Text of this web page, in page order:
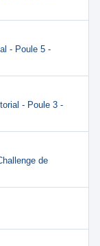
- Poule 5 -
- Poule 3 -
de